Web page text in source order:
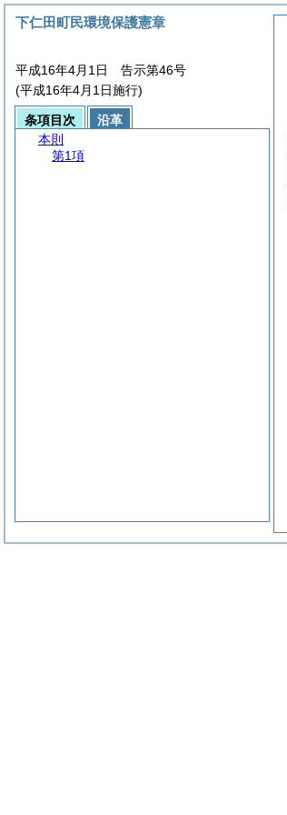
下仁田町民環境保護憲章
平成16年4月1日 告示第46号
(平成16年4月1日施行)
条項目次
沿革
本則
第1項